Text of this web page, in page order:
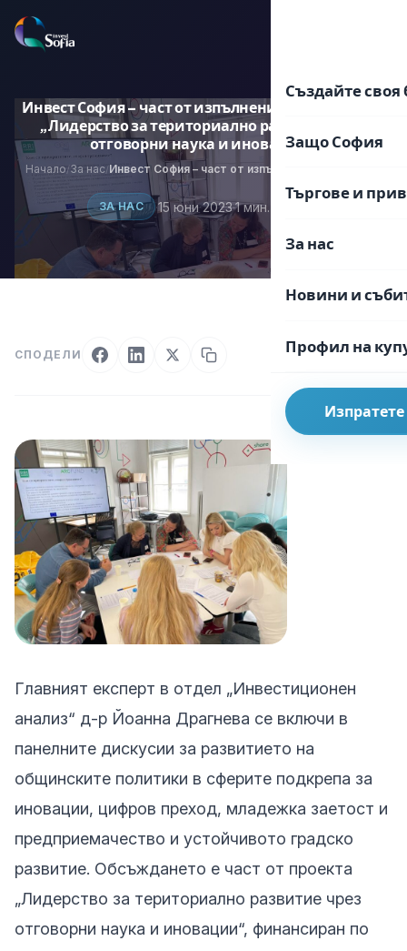
към
Създайте своя
Защо София
Търгове и
За нас
Новини и
Профил на
Инвест София – част от изпълнението на проекта
„Лидерство за териториално развитие чрез
отговорни наука и иновации“
Начало/За нас/
ЗА НАС ·15 юни 2023·1 мин. четене
СПОДЕЛИ
Главният експерт в отдел „Инвестиционен
анализ“ д-р Йоанна Драгнева се включи в
панелните дискусии за развитието на
общинските политики в сферите подкрепа за
иновации, цифров преход, младежка заетост и
предприемачество и устойчивото градско
развитие. Обсъждането е част от проекта
„Лидерство за териториално развитие чрез
отговорни наука и иновации“, финансиран по